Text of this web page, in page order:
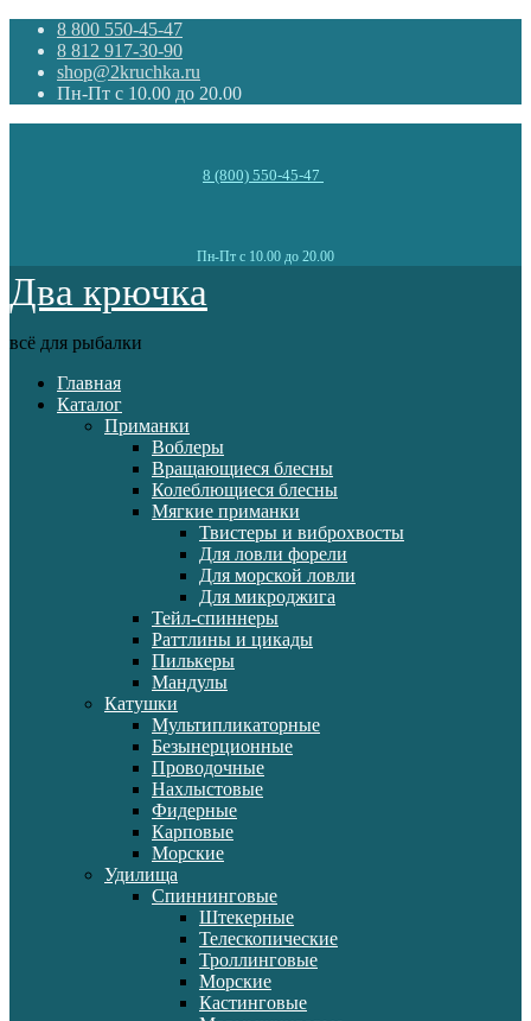
8 800 550-45-47
8 812 917-30-90
shop@2kruchka.ru
Пн-Пт с 10.00 до 20.00
8 (800) 550-45-47
Пн-Пт с 10.00 до 20.00
Два крючка
всё для рыбалки
Главная
Каталог
Приманки
Воблеры
Вращающиеся блесны
Колеблющиеся блесны
Мягкие приманки
Твистеры и виброхвосты
Для ловли форели
Для морской ловли
Для микроджига
Тейл-спиннеры
Раттлины и цикады
Пилькеры
Мандулы
Катушки
Мультипликаторные
Безынерционные
Проводочные
Нахлыстовые
Фидерные
Карповые
Морские
Удилища
Спиннинговые
Штекерные
Телескопические
Троллинговые
Морские
Кастинговые